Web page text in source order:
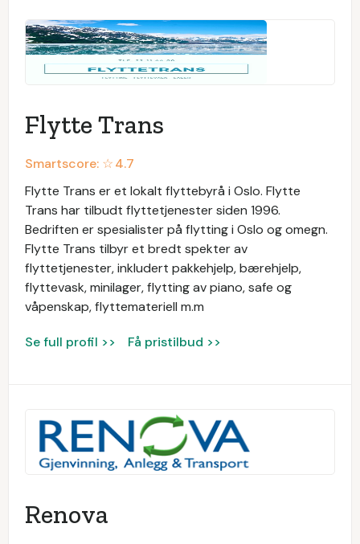
Flytte Trans
Smartscore: ☆4.7
Flytte Trans er et lokalt flyttebyrå i Oslo. Flytte
Trans har tilbudt flyttetjenester siden 1996.
Bedriften er spesialister på flytting i Oslo og omegn.
Flytte Trans tilbyr et bredt spekter av
flyttetjenester, inkludert pakkehjelp, bærehjelp,
flyttevask, minilager, flytting av piano, safe og
våpenskap, flyttemateriell m.m
Se full profil >> Få pristilbud >>
Renova